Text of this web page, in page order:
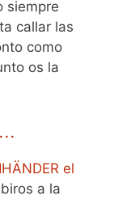
siempre
callar las
como
os la
el
a la